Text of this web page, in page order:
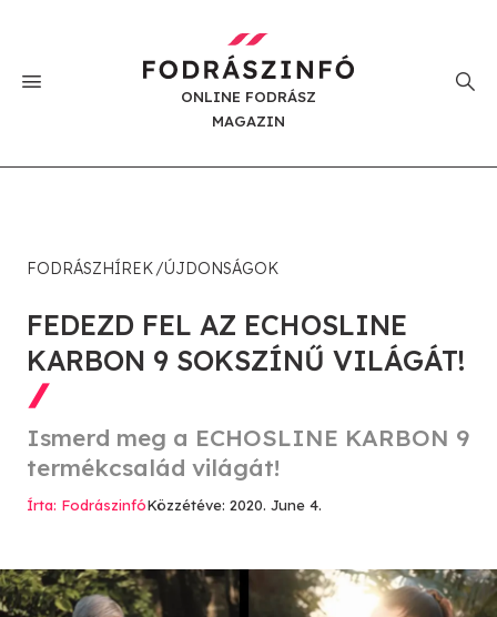
ONLINE FODRÁSZ
MAGAZIN
FODRÁSZHÍREK ÚJDONSÁGOK
FEDEZD FEL AZ ECHOSLINE
KARBON 9 SOKSZÍNŰ VILÁGÁT!
Ismerd meg a ECHOSLINE KARBON 9
termékcsalád világát!
Írta: FodrászinfóKözzétéve: 2020. June 4.